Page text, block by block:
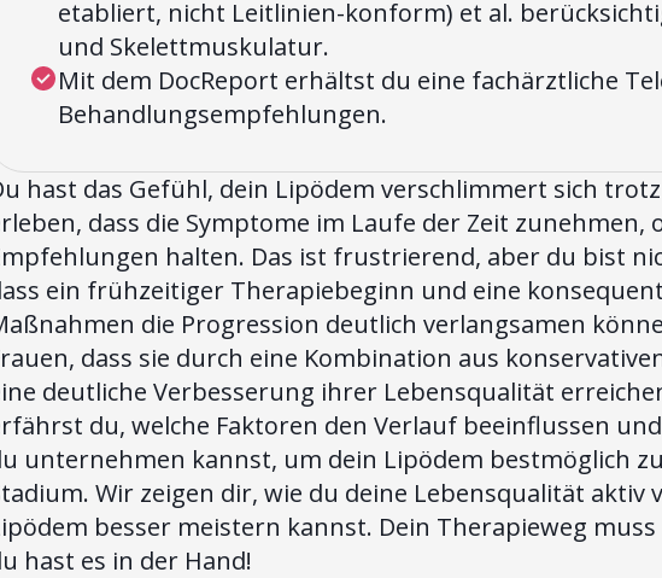
etabliert, nicht Leitlinien-konform) et al.
und Skelettmuskulatur.
Mit dem DocReport erhältst du eine fachärztliche
Behandlungsempfehlungen.
hast das Gefühl, dein Lipödem verschlimmert sich
dass die Symptome im Laufe der Zeit zunehmen,
halten. Das ist frustrierend, aber du bist
ein frühzeitiger Therapiebeginn und eine
die Progression deutlich verlangsamen
dass sie durch eine Kombination aus
deutliche Verbesserung ihrer Lebensqualität
du, welche Faktoren den Verlauf beeinflussen
unternehmen kannst, um dein Lipödem bestmöglich
Wir zeigen dir, wie du deine Lebensqualität
besser meistern kannst. Dein Therapieweg
hast es in der Hand!